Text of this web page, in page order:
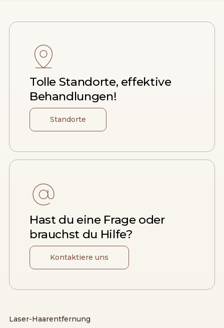
Tolle Standorte, effektive
Behandlungen!
Standorte
Hast du eine Frage oder
brauchst du Hilfe?
Kontaktiere uns
Laser-Haarentfernung